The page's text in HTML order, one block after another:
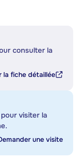
consulter la
la fiche détaillée
visiter la
une visite